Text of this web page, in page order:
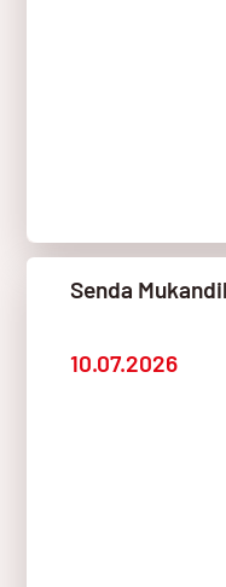
Senda
10.07.2026